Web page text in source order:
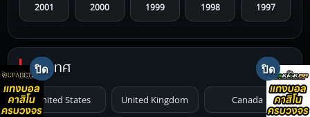
2001 2000 1999 1998 1997
1996 1995 1994 1993 1992
1991 1987
1986 1985 1984 1983 1982
ประเทศ
United States United Kingdom Canada